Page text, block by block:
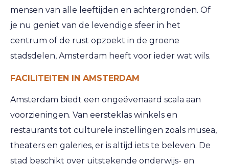
mensen van alle leeftijden en achtergronden. Of
je nu geniet van de levendige sfeer in het
centrum of de rust opzoekt in de groene
stadsdelen, Amsterdam heeft voor ieder wat wils.
FACILITEITEN IN AMSTERDAM
Amsterdam biedt een ongeëvenaard scala aan
voorzieningen. Van eersteklas winkels en
restaurants tot culturele instellingen zoals musea,
theaters en galeries, er is altijd iets te beleven. De
stad beschikt over uitstekende onderwijs- en